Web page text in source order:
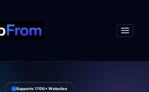
Supports 1700+ Websites